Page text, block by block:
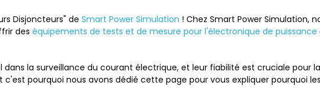
Disjoncteurs" de Smart Power Simulation ! Chez Smart Power Simulation,
des équipements de tests et de mesure pour l'électronique de puissance
la surveillance du courant électrique, et leur fiabilité est cruciale pour
pourquoi nous avons dédié cette page pour vous expliquer pourquoi